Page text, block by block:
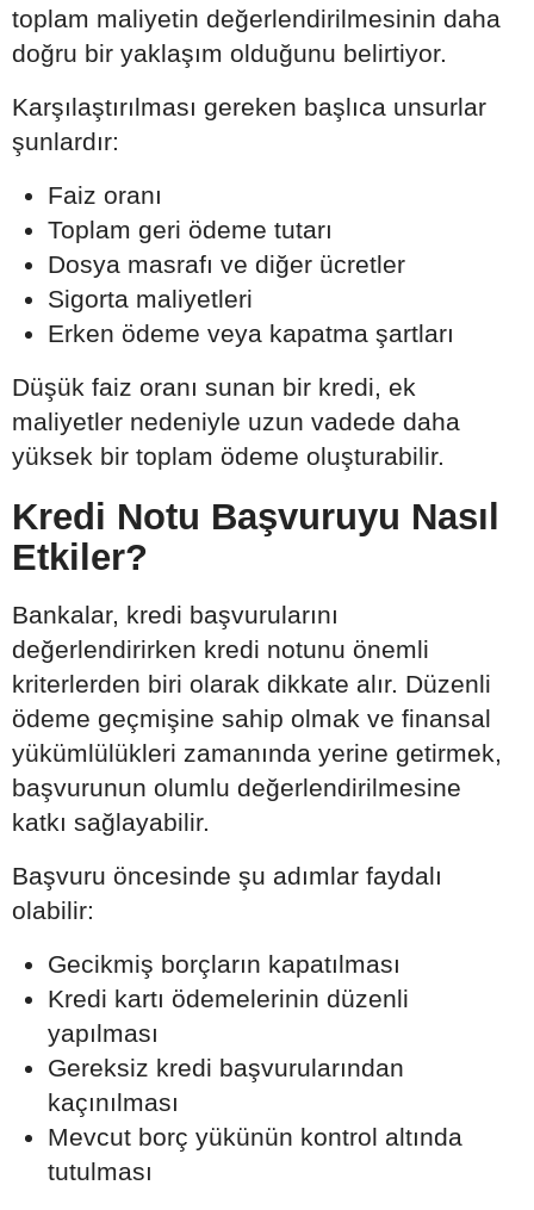
toplam maliyetin değerlendirilmesinin daha
doğru bir yaklaşım olduğunu belirtiyor.
Karşılaştırılması gereken başlıca unsurlar
şunlardır:
Faiz oranı
Toplam geri ödeme tutarı
Dosya masrafı ve diğer ücretler
Sigorta maliyetleri
Erken ödeme veya kapatma şartları
Düşük faiz oranı sunan bir kredi, ek
maliyetler nedeniyle uzun vadede daha
yüksek bir toplam ödeme oluşturabilir.
Kredi Notu Başvuruyu Nasıl
Etkiler?
Bankalar, kredi başvurularını
değerlendirirken kredi notunu önemli
kriterlerden biri olarak dikkate alır. Düzenli
ödeme geçmişine sahip olmak ve finansal
yükümlülükleri zamanında yerine getirmek,
başvurunun olumlu değerlendirilmesine
katkı sağlayabilir.
Başvuru öncesinde şu adımlar faydalı
olabilir:
Gecikmiş borçların kapatılması
Kredi kartı ödemelerinin düzenli
yapılması
Gereksiz kredi başvurularından
kaçınılması
Mevcut borç yükünün kontrol altında
tutulması